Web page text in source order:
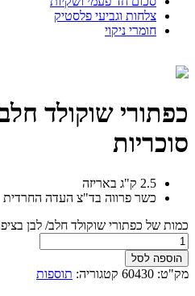
צלחות וגביעי פלסטיק
חומרי ניקוי
כפתורי שוקולד
סוכריות
2.5 ק"ג באריזה
כשר פרווה בד"צ העדה החרדית
כמות של כפתורי שוקולד חלב/ לבן
הוספה לסל
מק"ט: 60430 קטגוריה: תוספות